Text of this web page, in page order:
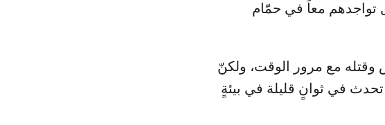
تواجدهم معاً في حمّام
وقتله مع مرور الوقت، ولكنّ
في ثوانٍ قليلة في بيئةٍ